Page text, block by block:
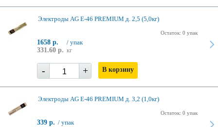
Электроды AG E-46 PREMIUM д. 2,5 (5,0кг)
Остаток: 0 упак
1658 р.
331.60 р.
/ упак
кг
- + В корзину
Электроды AG E-46 PREMIUM д. 3,2 (1,0кг)
Остаток: 0 упак
339 р. / упак